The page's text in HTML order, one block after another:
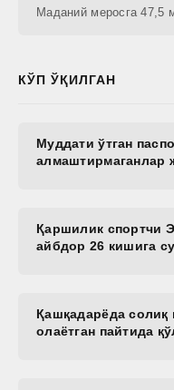
Маданий меросга 47,5
КЎП ЎҚИЛГАН
Муддати ўтган
алмаштирмаганлар
Қаршилик спортчи
айбдор 26 кишига
Қашқадарёда
олаётган пайтида